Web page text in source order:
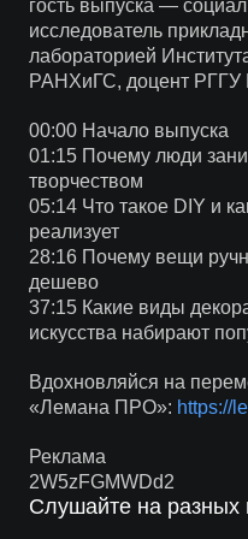
гость выпуска —
исследователь
лабораторией
РАНХиГС, доцент РГГУ
00:00 Начало выпуска
01:15 Почему люди
творчеством
05:14 Что такое DIY и
реализует
28:16 Почему вещи
дешево
37:15 Какие виды
искусства набирают
Вдохновляйся на
«Лемана ПРО»: https://
Реклама
2W5zFGMWDd2
Слушайте на разных